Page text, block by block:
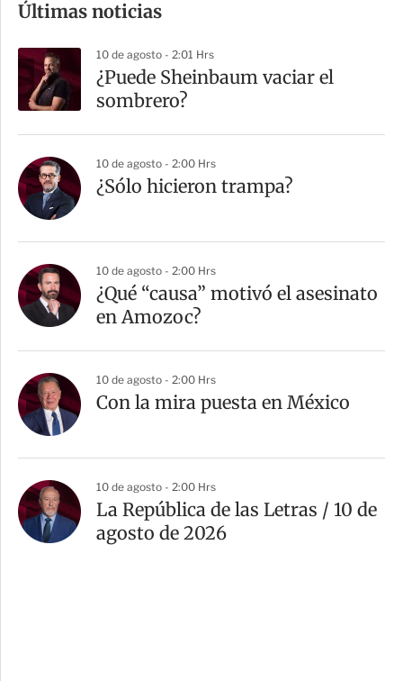
p
a
r
t
Últimas noticias
10 de agosto - 2:01 Hrs
¿Puede Sheinbaum vaciar el
sombrero?
10 de agosto - 2:00 Hrs
¿Sólo hicieron trampa?
10 de agosto - 2:00 Hrs
¿Qué “causa” motivó el asesinato
en Amozoc?
10 de agosto - 2:00 Hrs
Con la mira puesta en México
10 de agosto - 2:00 Hrs
La República de las Letras / 10 de
agosto de 2026